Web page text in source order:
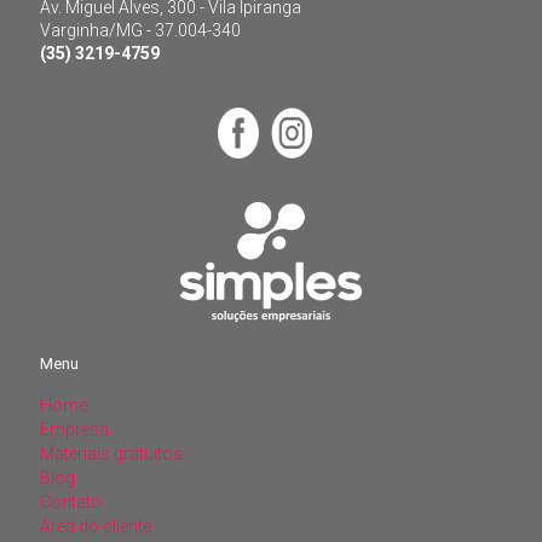
Menu
Av. Miguel Alves, 300 - Vila Ipiranga
Varginha/MG - 37.004-340
(35) 3219-4759
Menu
Home
Empresa
Materiais gratuitos
Blog
Contato
Área do cliente